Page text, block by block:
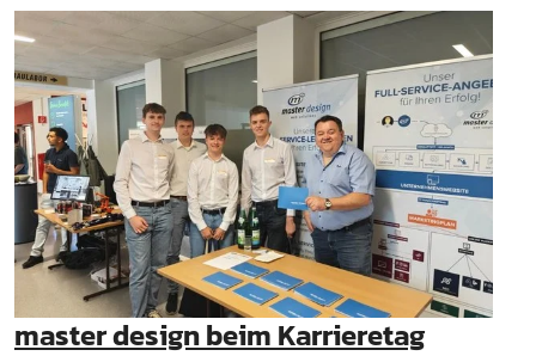
master design beim Karrieretag